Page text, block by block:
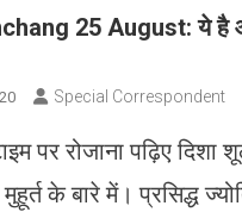
25 August: ये है
Special Correspondent
पर रोजाना पढ़िए दिशा
के बारे में। प्रसिद्ध